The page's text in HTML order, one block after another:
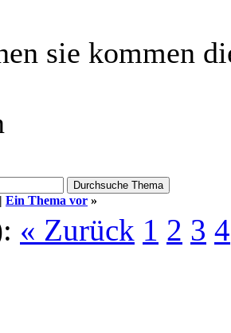
sie kommen
| Ein Thema vor »
« Zurück 1 2 3 4